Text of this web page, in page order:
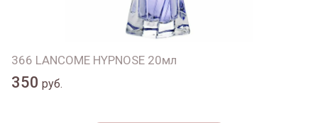
366 LANCOME HYPNOSE 20мл
350 руб.